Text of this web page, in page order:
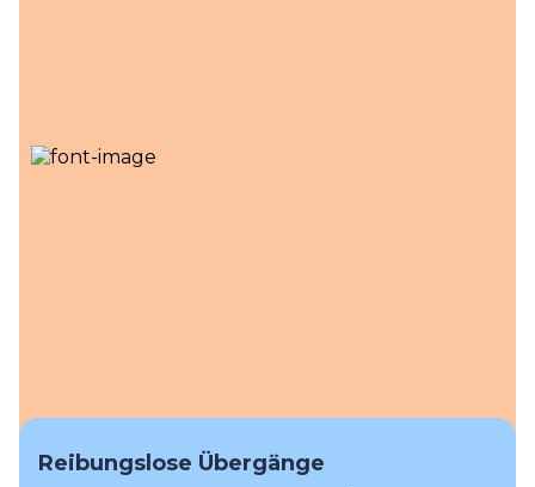
Reibungslose Übergänge